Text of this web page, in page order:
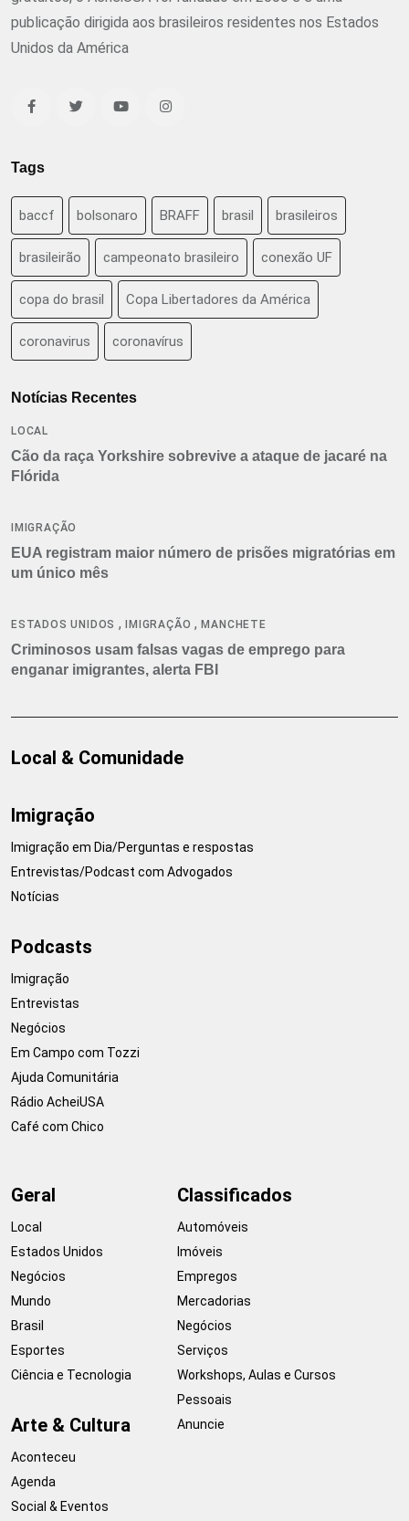
publicação dirigida aos brasileiros residentes nos Estados
Unidos da América
Tags
baccf bolsonaro BRAFF brasil brasileiros
brasileirão campeonato brasileiro conexão UF
copa do brasil Copa Libertadores da América
coronavirus coronavírus
Notícias Recentes
LOCAL
Cão da raça Yorkshire sobrevive a ataque de jacaré na
Flórida
IMIGRAÇÃO
EUA registram maior número de prisões migratórias em
um único mês
ESTADOS UNIDOS ,IMIGRAÇÃO ,MANCHETE
Criminosos usam falsas vagas de emprego para
enganar imigrantes, alerta FBI
Local & Comunidade
Imigração
Imigração em Dia/Perguntas e respostas
Entrevistas/Podcast com Advogados
Notícias
Podcasts
Imigração
Entrevistas
Negócios
Em Campo com Tozzi
Ajuda Comunitária
Rádio AcheiUSA
Café com Chico
Geral
Local
Estados Unidos
Negócios
Mundo
Brasil
Esportes
Ciência e Tecnologia
Arte & Cultura
Aconteceu
Agenda
Social & Eventos
Classificados
Automóveis
Imóveis
Empregos
Mercadorias
Negócios
Serviços
Workshops, Aulas e Cursos
Pessoais
Anuncie